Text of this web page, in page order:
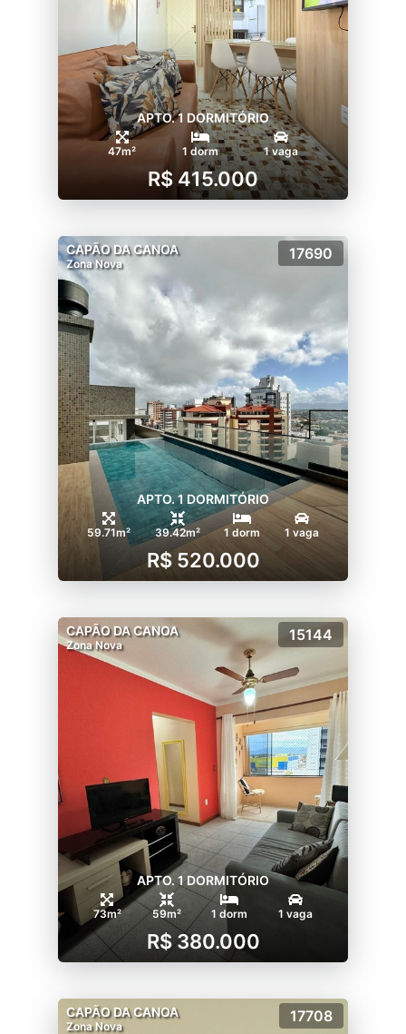
APTO. 1 DORMITÓRIO
47m² 1 dorm 1 vaga
R$ 415.000
CAPÃO DA CANOA
Zona Nova
17690
APTO. 1 DORMITÓRIO
59.71m² 39.42m² 1 dorm 1 vaga
R$ 520.000
CAPÃO DA CANOA
Zona Nova
15144
APTO. 1 DORMITÓRIO
73m² 59m² 1 dorm 1 vaga
R$ 380.000
CAPÃO DA CANOA
Zona Nova
17708